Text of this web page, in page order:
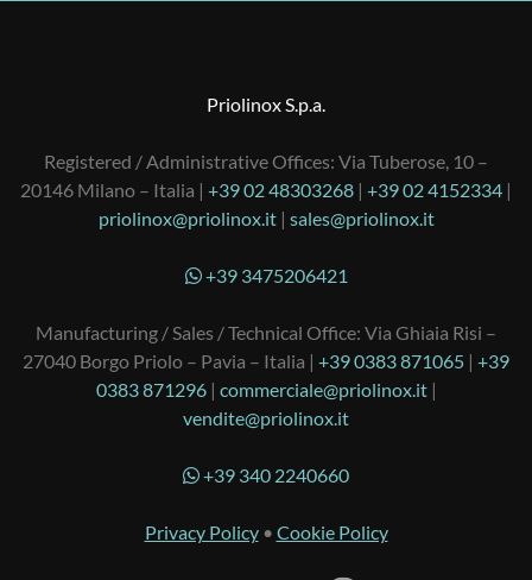
Priolinox S.p.a.
Registered / Administrative Offices: Via Tuberose, 10 –
20146 Milano – Italia | +39 02 48303268 | +39 02 4152334 |
priolinox@priolinox.it| sales@priolinox.it
+39 3475206421
Manufacturing / Sales / Technical Office: Via Ghiaia Risi –
27040 Borgo Priolo – Pavia – Italia | +39 0383 871065 | +39
0383 871296| commerciale@priolinox.it|
vendite@priolinox.it
+39 340 2240660
Privacy Policy• Cookie Policy